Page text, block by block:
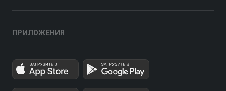
ПРИЛОЖЕНИЯ